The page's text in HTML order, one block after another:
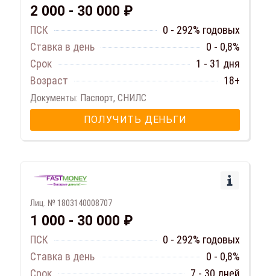
2 000 - 30 000 ₽
ПСК
0 - 292% годовых
Ставка в день
0 - 0,8%
Срок
1 - 31 дня
Возраст
18+
Документы: Паспорт, СНИЛС
ПОЛУЧИТЬ ДЕНЬГИ
Лиц. № 1803140008707
1 000 - 30 000 ₽
ПСК
0 - 292% годовых
Ставка в день
0 - 0,8%
Срок
7 - 30 дней